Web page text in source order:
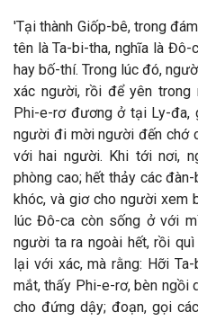
'Tại thành Giốp-bê, trong
tên là Ta-bi-tha, nghĩa là Đô-
hay bố-thí. Trong lúc đó,
xác người, rồi để yên trong
Phi-e-rơ đương ở tại Ly-đa,
người đi mời người đến chớ
với hai người. Khi tới nơi,
phòng cao; hết thảy các
khóc, và giơ cho người xem
lúc Đô-ca còn sống ở với
người ta ra ngoài hết, rồi
lại với xác, mà rằng: Hỡi
mắt, thấy Phi-e-rơ, bèn ngồi
cho đứng dậy; đoạn, gọi